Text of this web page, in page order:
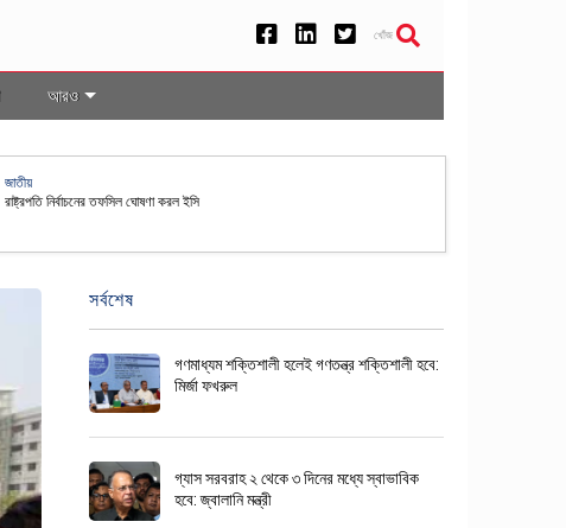
খোঁজ
আরও
জাতীয়
রাষ্ট্রপতি নির্বাচনের তফসিল ঘোষণা করল ইসি
সর্বশেষ
গণমাধ্যম শক্তিশালী হলেই গণতন্ত্র শক্তিশালী হবে:
মির্জা ফখরুল
গ্যাস সরবরাহ ২ থেকে ৩ দিনের মধ্যে স্বাভাবিক
হবে: জ্বালানি মন্ত্রী